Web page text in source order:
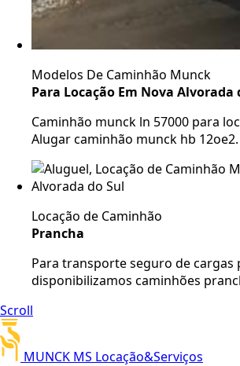
Modelos De Caminhão Munck
Para Locação Em Nova Alvorada
Caminhão munck ln 57000 para
Alugar caminhão munck hb 12oe2.
Locação de Caminhão
Prancha
Para transporte seguro de cargas
disponibilizamos caminhões
Scroll
MUNCK MS Locação&Serviços